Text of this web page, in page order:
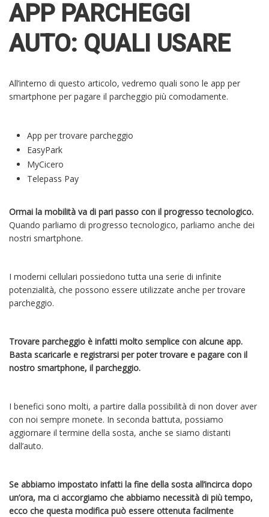
APP PARCHEGGI
AUTO: QUALI USARE
All’interno di questo articolo, vedremo quali sono le app per
smartphone per pagare il parcheggio più comodamente.
App per trovare parcheggio
EasyPark
MyCicero
Telepass Pay
Ormai la mobilità va di pari passo con il progresso tecnologico.
Quando parliamo di progresso tecnologico, parliamo anche dei
nostri smartphone.
I moderni cellulari possiedono tutta una serie di infinite
potenzialità, che possono essere utilizzate anche per trovare
parcheggio.
Trovare parcheggio è infatti molto semplice con alcune app.
Basta scaricarle e registrarsi per poter trovare e pagare con il
nostro smartphone, il parcheggio.
I benefici sono molti, a partire dalla possibilità di non dover aver
con noi sempre monete. In seconda battuta, possiamo
aggiornare il termine della sosta, anche se siamo distanti
dall’auto.
Se abbiamo impostato infatti la fine della sosta all’incirca dopo
un’ora, ma ci accorgiamo che abbiamo necessità di più tempo,
ecco che questa modifica può essere ottenuta facilmente